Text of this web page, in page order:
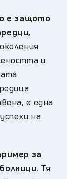
е защото
и
е една
на
за
. Тя